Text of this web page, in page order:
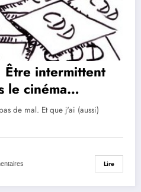
Être intermittent
le cinéma
VFX
de mal. Et que j'ai (aussi)
Lire